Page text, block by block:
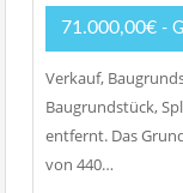
71.000,00€ -
Verkauf,
Baugrundstück,
entfernt. Das
von 440…